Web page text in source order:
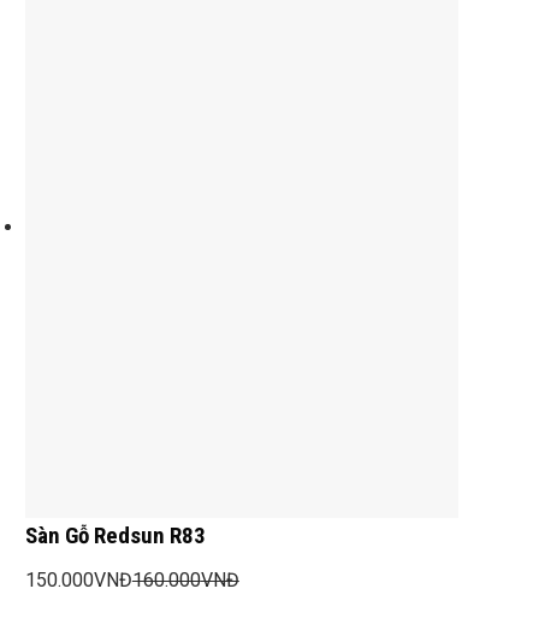
Sàn Gỗ Redsun R83
150.000VNĐ160.000VNĐ